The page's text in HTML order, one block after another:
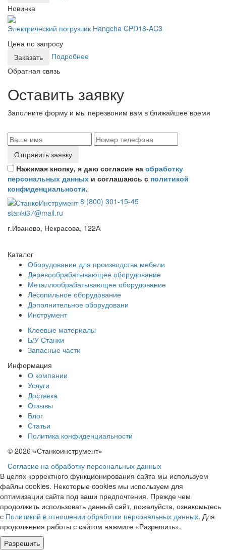
Новинка
Электрический погрузчик Hangcha CPD18-AC3
Цена по запросу
Заказать
Подробнее
Обратная связь
Оставить заявку
Заполните форму и мы перезвоним вам в ближайшее время
Отправить заявку
Нажимая кнопку, я даю согласие на обработку
персональных данных и соглашаюсь с политикой
конфиденциальности.
8 (800) 301-15-45
stanki37@mail.ru
г.Иваново, Некрасова, 122А
Каталог
Оборудование для производства мебели
Деревообрабатывающее оборудование
Металлообрабатывающее оборудование
Лесопильное оборудование
Дополнительное оборудовани
Инструмент
Клеевые материалы
Б/У Станки
Запасные части
Информация
О компании
Услуги
Доставка
Отзывы
Блог
Статьи
Политика конфиденциальности
© 2026 «Станкоинструмент»
Согласие на обработку персональных данных
В целях корректного функционирования сайта мы используем
файлы cookies. Некоторые cookies мы используем для
оптимизации сайта под ваши предпочтения. Прежде чем
продолжить использовать данный сайт, пожалуйста, ознакомьтесь
с Политикой в отношении обработки персональных данных. Для
продолжения работы с сайтом нажмите «Разрешить».
Разрешить